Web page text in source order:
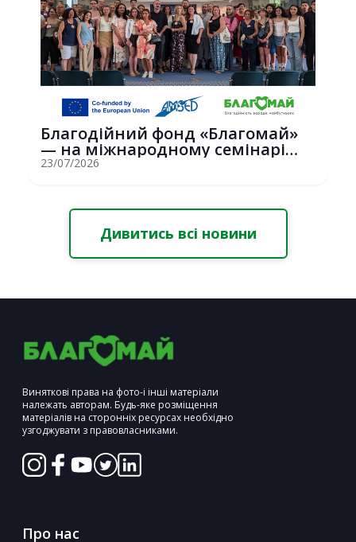
Благодійний фонд «Благомай»
— на міжнародному семінарі
Erasmus+ у С...
23/07/2026
Дивитись всі новини
Виняткові права на фото-і інші матеріали
належать авторам. Будь-яке розміщення
матеріалів на сторонніх ресурсах необхідно
узгоджувати з правовласниками.
Про нас